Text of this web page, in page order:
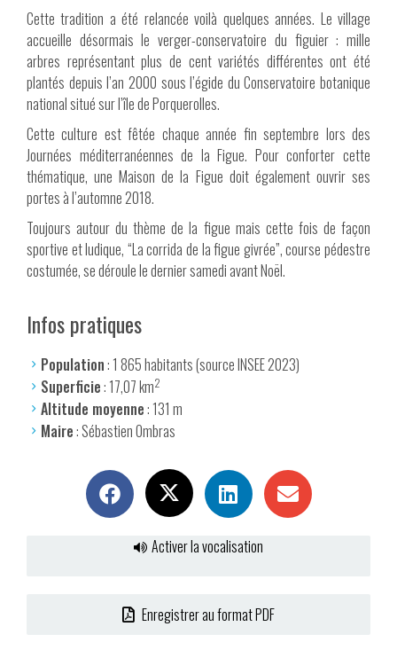
Cette tradition a été relancée voilà quelques années. Le village
accueille désormais le verger-conservatoire du figuier : mille
arbres représentant plus de cent variétés différentes ont été
plantés depuis l’an 2000 sous l’égide du Conservatoire botanique
national situé sur l’île de Porquerolles.
Cette culture est fêtée chaque année fin septembre lors des
Journées méditerranéennes de la Figue. Pour conforter cette
thématique, une Maison de la Figue doit également ouvrir ses
portes à l’automne 2018.
Toujours autour du thème de la figue mais cette fois de façon
sportive et ludique, “La corrida de la figue givrée”, course pédestre
costumée, se déroule le dernier samedi avant Noël.
Infos pratiques
Population: 1 865 habitants (source INSEE 2023)
Superficie: 17,07 km2
Altitude moyenne: 131 m
Maire: Sébastien Ombras
Activer la vocalisation
Enregistrer au format PDF